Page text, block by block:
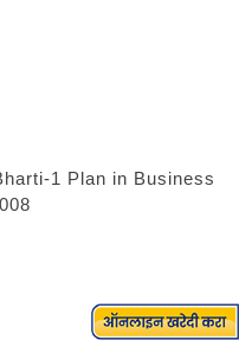
1 Plan in Business